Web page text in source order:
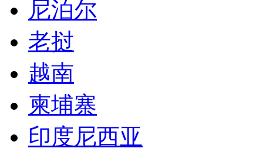
尼泊尔
老挝
越南
柬埔寨
印度尼西亚